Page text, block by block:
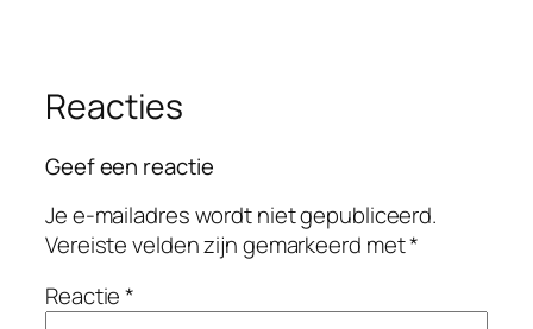
Reacties
Geef een reactie
Je e-mailadres wordt niet gepubliceerd.
Vereiste velden zijn gemarkeerd met*
Reactie*